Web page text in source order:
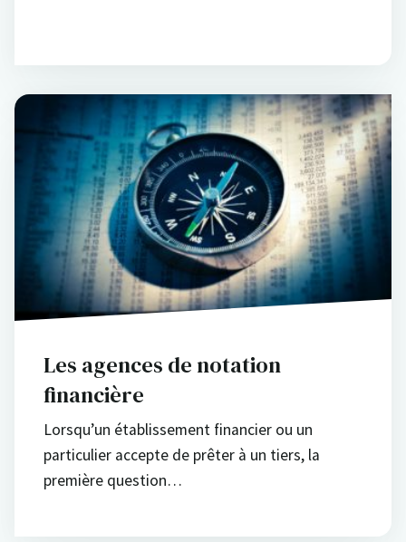
Les agences de notation
financière
Lorsqu’un établissement financier ou un
particulier accepte de prêter à un tiers, la
première question…